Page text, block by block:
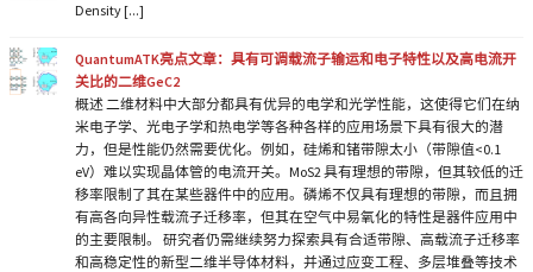
Density [...]
QuantumATK亮点文章：具有可调载流子输运和电子特性以及高电流开
关比的二维GeC2
概述 二维材料中大部分都具有优异的电学和光学性能，这使得它们在纳
米电子学、光电子学和热电学等各种各样的应用场景下具有很大的潜
力，但是性能仍然需要优化。例如，硅烯和锗带隙太小（带隙值<0.1
eV）难以实现晶体管的电流开关。MoS2 具有理想的带隙，但其较低的迁
移率限制了其在某些器件中的应用。磷烯不仅具有理想的带隙，而且拥
有高各向异性载流子迁移率，但其在空气中易氧化的特性是器件应用中
的主要限制。 研究者仍需继续努力探索具有合适带隙、高载流子迁移率
和高稳定性的新型二维半导体材料，并通过应变工程、多层堆叠等技术